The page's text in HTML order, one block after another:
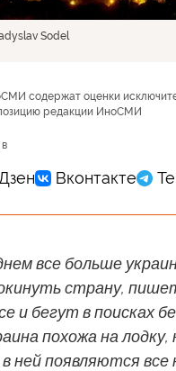
Sodel
содержат оценки
редакции ИноСМИ
все больше
страну,
и бегут в поисках
похожа на
ней появляются все